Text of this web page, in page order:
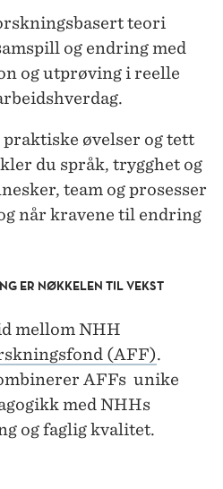
teori
og endring med
og utprøving i reelle
øvelser og tett
du språk, trygghet og
team og prosesser
når kravene til endring
ER NØKKELEN TIL VEKST
mellom NHH
(AFF).
AFFs unike
med NHHs
og faglig kvalitet.